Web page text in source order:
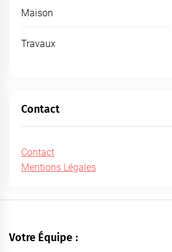
Maison
Travaux
Contact
Contact
Mentions Légales
Votre Équipe :